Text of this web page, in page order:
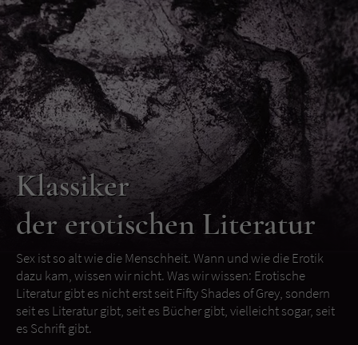
Klassiker
der erotischen Literatur
Sex ist so alt wie die Menschheit. Wann und wie die Erotik
dazu kam, wissen wir nicht. Was wir wissen: Erotische
Literatur gibt es nicht erst seit Fifty Shades of Grey, sondern
seit es Literatur gibt, seit es Bücher gibt, vielleicht sogar, seit
es Schrift gibt.